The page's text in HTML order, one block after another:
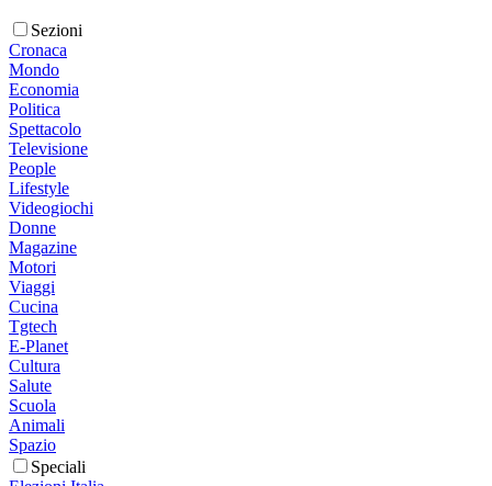
Sezioni
Cronaca
Mondo
Economia
Politica
Spettacolo
Televisione
People
Lifestyle
Videogiochi
Donne
Magazine
Motori
Viaggi
Cucina
Tgtech
E-Planet
Cultura
Salute
Scuola
Animali
Spazio
Speciali